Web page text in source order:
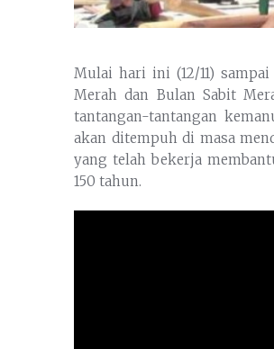
Mulai hari ini (12/11)
Merah dan Bulan Sabit
tantangan-tantangan
akan ditempuh di masa
yang telah bekerja
150 tahun.